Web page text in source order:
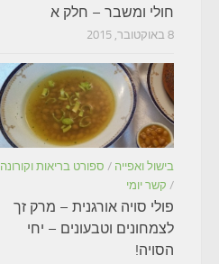
חולי ומשבר – חלק א
8 באוקטובר, 2015
בישול ואפייה / ספורט בריאות וקורונה
/ קשר יומי
פולי סויה אורגנית – מרק זך
לצמחונים וטבעונים – יחי
הסויה!